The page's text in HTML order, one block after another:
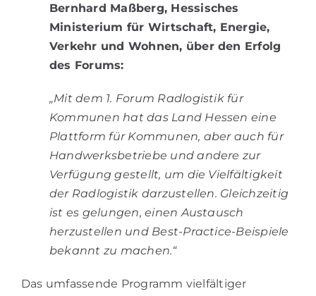
Bernhard Maßberg, Hessisches
Ministerium für Wirtschaft, Energie,
Verkehr und Wohnen, über den Erfolg
des Forums:
„Mit dem 1. Forum Radlogistik für
Kommunen hat das Land Hessen eine
Plattform für Kommunen, aber auch für
Handwerksbetriebe und andere zur
Verfügung gestellt, um die Vielfältigkeit
der Radlogistik darzustellen. Gleichzeitig
ist es gelungen, einen Austausch
herzustellen und Best-Practice-Beispiele
bekannt zu machen.“
Das umfassende Programm vielfältiger